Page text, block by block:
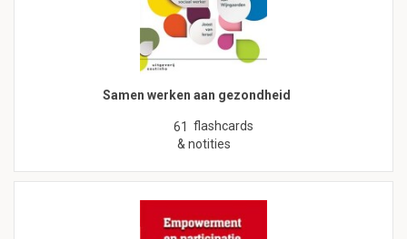
Samen werken aan gezondheid
61 flashcards
& notities